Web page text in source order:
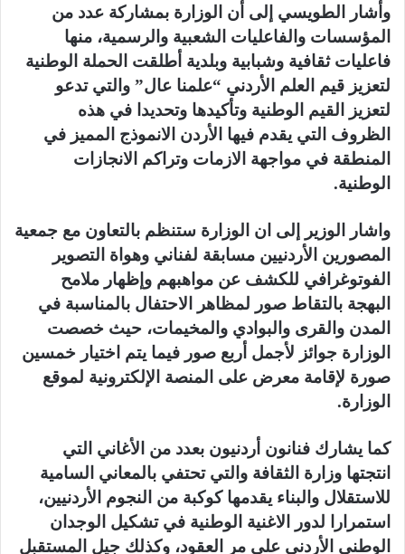
وأشار الطويسي إلى أن الوزارة بمشاركة عدد من
المؤسسات والفاعليات الشعبية والرسمية، منها
فاعليات ثقافية وشبابية وبلدية أطلقت الحملة الوطنية
لتعزيز قيم العلم الأردني “علمنا عال” والتي تدعو
لتعزيز القيم الوطنية وتأكيدها وتحديدا في هذه
الظروف التي يقدم فيها الأردن الانموذج المميز في
المنطقة في مواجهة الازمات وتراكم الانجازات
الوطنية.
واشار الوزير إلى ان الوزارة ستنظم بالتعاون مع جمعية
المصورين الأردنيين مسابقة لفناني وهواة التصوير
الفوتوغرافي للكشف عن مواهبهم وإظهار ملامح
البهجة بالتقاط صور لمظاهر الاحتفال بالمناسبة في
المدن والقرى والبوادي والمخيمات، حيث خصصت
الوزارة جوائز لأجمل أربع صور فيما يتم اختيار خمسين
صورة لإقامة معرض على المنصة الإلكترونية لموقع
الوزارة.
كما يشارك فنانون أردنيون بعدد من الأغاني التي
انتجتها وزارة الثقافة والتي تحتفي بالمعاني السامية
للاستقلال والبناء يقدمها كوكبة من النجوم الأردنيين،
استمرارا لدور الاغنية الوطنية في تشكيل الوجدان
الوطني الأردني على مر العقود، وكذلك جيل المستقبل